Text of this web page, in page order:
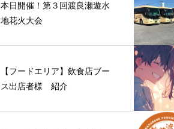
本日開催！第３回渡良瀬遊水
地花火大会
【フードエリア】飲食店ブー
ス出店者様 紹介